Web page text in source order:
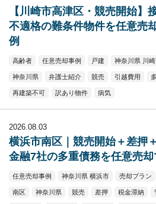
【川崎市高津区・競売開始】
不適格の難条件物件を任意売
例
高齢者 任意売却事例 戸建 神奈川県 川
神奈川県 弁護士紹介 競売 引越費用
再建築不可 訳あり物件 病気
2026.08.03
横浜市南区｜競売開始＋差押
金融7社の多重債務を任意売
任意売却事例 神奈川県 横浜市 売却プラン
南区 神奈川県 競売 差押 税金滞納